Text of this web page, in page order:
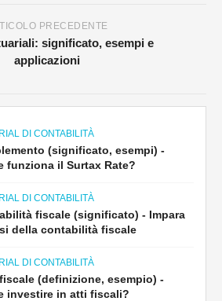
PRECEDENTE
significato, esempi e
applicazioni
DI CONTABILITÀ
(significato, esempi) -
funziona il Surtax Rate?
DI CONTABILITÀ
fiscale (significato) - Impara
della contabilità fiscale
DI CONTABILITÀ
(definizione, esempio) -
investire in atti fiscali?